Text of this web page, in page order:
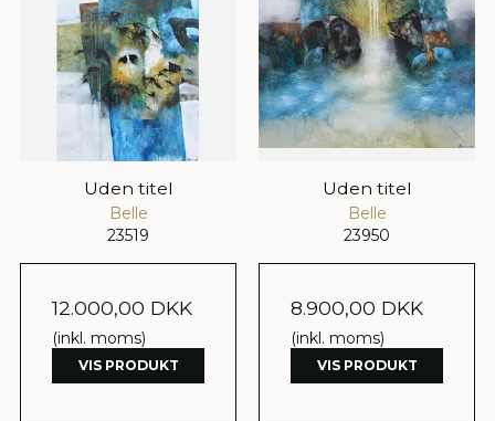
Uden titel
Belle
23519
12.000,00 DKK
(inkl. moms)
VIS PRODUKT
Uden titel
Belle
23950
8.900,00 DKK
(inkl. moms)
VIS PRODUKT